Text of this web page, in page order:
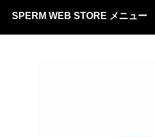
SPERM WEB STORE メニュー